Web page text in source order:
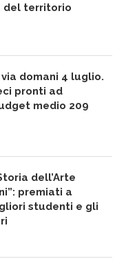
del territorio
domani 4 luglio.
pronti ad
medio 209
dell’Arte
premiati a
studenti e gli